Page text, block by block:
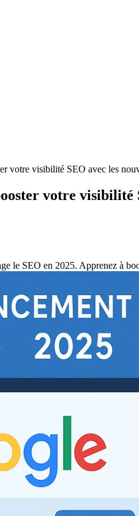
votre visibilité SEO avec les
votre
le SEO en 2025. Apprenez à